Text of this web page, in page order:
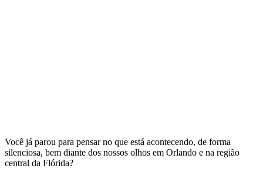
Você já parou para pensar no que está acontecendo, de forma
silenciosa, bem diante dos nossos olhos em Orlando e na região
central da Flórida?